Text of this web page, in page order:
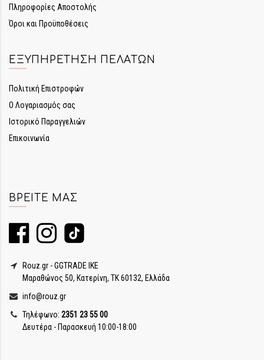
Πληροφορίες Αποστολής
Όροι και Προϋποθέσεις
ΕΞΥΠΗΡΈΤΗΣΗ ΠΕΛΑΤΏΝ
Πολιτική Επιστροφών
Ο Λογαριασμός σας
Ιστορικό Παραγγελιών
Επικοινωνία
ΒΡΕΊΤΕ ΜΑΣ
Rouz.gr - GGTRADE IKE
Μαραθώνος 50, Κατερίνη, ΤΚ 60132, Ελλάδα
info@rouz.gr
Τηλέφωνο: 2351 23 55 00
Δευτέρα - Παρασκευή 10:00-18:00